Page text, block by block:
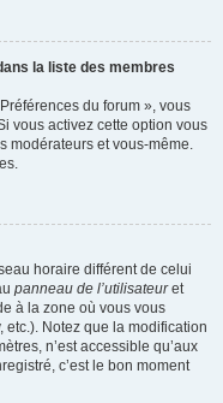
la liste des membres
du forum », vous
vous activez cette option vous
modérateurs et vous-même.
horaire différent de celui
panneau de l’utilisateuret
à la zone où vous vous
etc.). Notez que la modification
n’est accessible qu’aux
c’est le bon moment